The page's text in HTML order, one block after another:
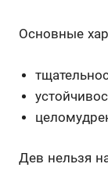
Основные
Дев нельзя